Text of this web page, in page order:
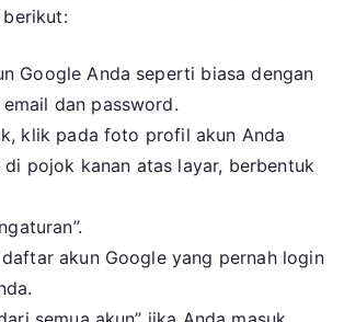
berikut:
Google Anda seperti biasa dengan
dan password.
klik pada foto profil akun Anda
pojok kanan atas layar, berbentuk
akun Google yang pernah login